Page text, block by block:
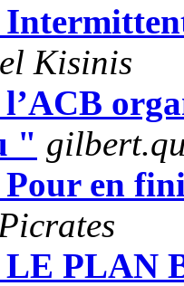
Kisinis
"
en
PLAN